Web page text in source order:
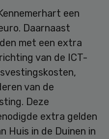
een
Daarnaast
met een extra
van de ICT-
van de
Deze
extra gelden
Huis in de Duinen in